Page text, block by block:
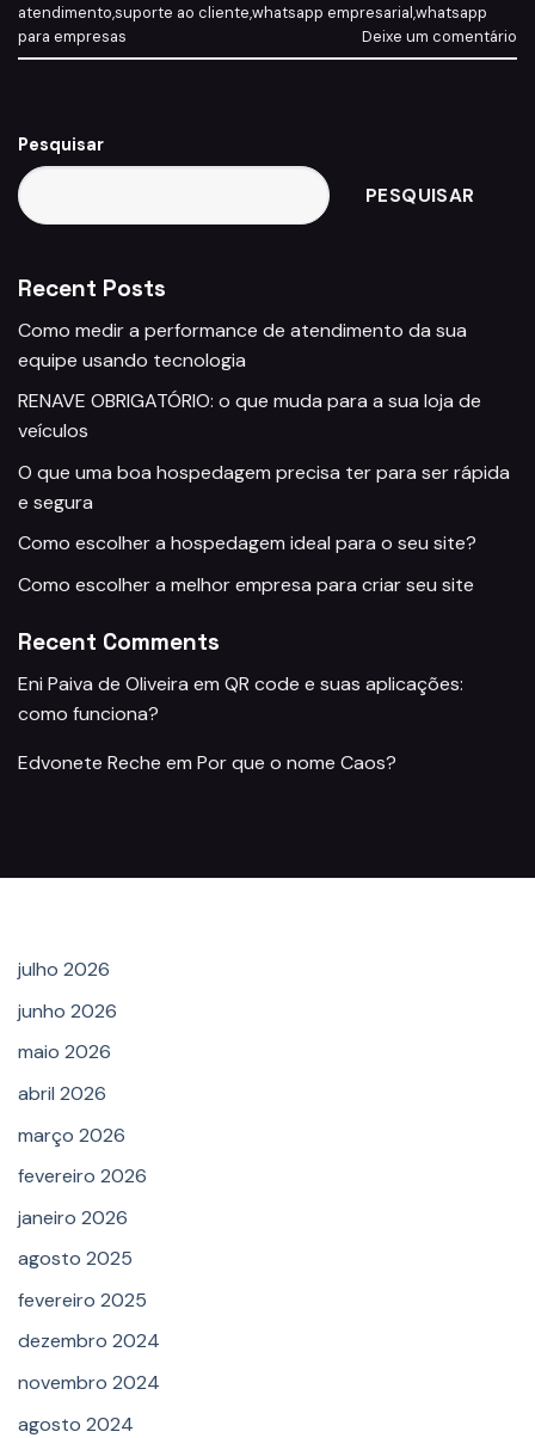
atendimento,suporte ao cliente,whatsapp empresarial,whatsapp
para empresas
Deixe um comentário
Pesquisar
PESQUISAR
Recent Posts
Como medir a performance de atendimento da sua
equipe usando tecnologia
RENAVE OBRIGATÓRIO: o que muda para a sua loja de
veículos
O que uma boa hospedagem precisa ter para ser rápida
e segura
Como escolher a hospedagem ideal para o seu site?
Como escolher a melhor empresa para criar seu site
Recent Comments
Eni Paiva de Oliveira em QR code e suas aplicações:
como funciona?
Edvonete Reche em Por que o nome Caos?
julho 2026
junho 2026
maio 2026
abril 2026
março 2026
fevereiro 2026
janeiro 2026
agosto 2025
fevereiro 2025
dezembro 2024
novembro 2024
agosto 2024